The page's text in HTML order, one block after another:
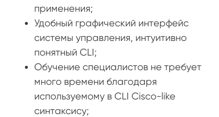
применения;
Удобный графический интерфейс
системы управления, интуитивно
понятный CLI;
Обучение специалистов не требует
много времени благодаря
используемому в CLI Cisco-like
синтаксису;